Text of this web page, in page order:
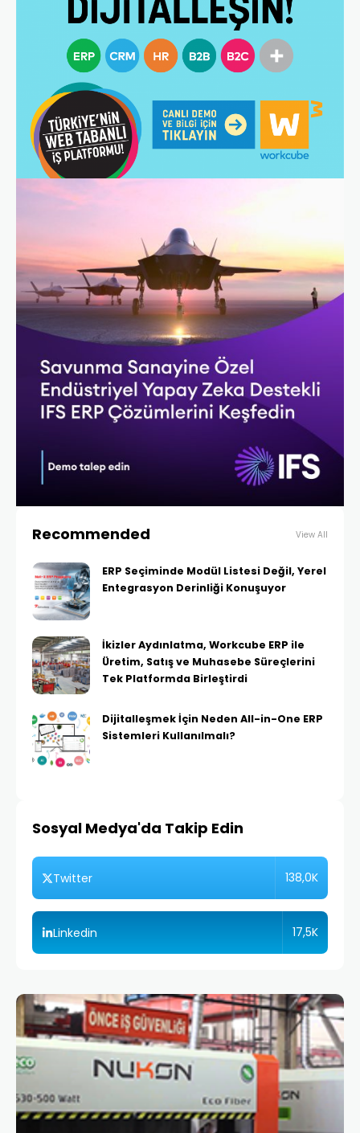
Recommended View All
ERP Seçiminde Modül Listesi Değil, Yerel
Entegrasyon Derinliği Konuşuyor
İkizler Aydınlatma, Workcube ERP ile
Üretim, Satış ve Muhasebe Süreçlerini
Tek Platformda Birleştirdi
Dijitalleşmek İçin Neden All-in-One ERP
Sistemleri Kullanılmalı?
Sosyal Medya'da Takip Edin
Twitter 138,0K
Linkedin 17,5K